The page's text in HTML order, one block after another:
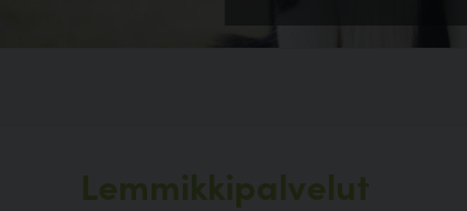
Lemmikkipalvelut